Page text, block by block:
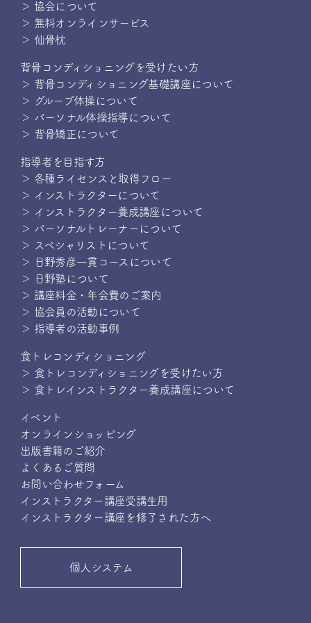
＞ 協会について
＞ 無料オンラインサービス
＞ 仙骨枕
背骨コンディショニングを受けたい方
＞ 背骨コンディショニング基礎講座について
＞ グループ体操について
＞ パーソナル体操指導について
＞ 背骨矯正について
指導者を目指す方
＞ 各種ライセンスと取得フロー
＞ インストラクターについて
＞ インストラクター養成講座について
＞ パーソナルトレーナーについて
＞ スペシャリストについて
＞ 日野秀彦一貫コースについて
＞ 日野塾について
＞ 講座料金・年会費のご案内
＞ 協会員の活動について
＞ 指導者の活動事例
食トレコンディショニング
＞ 食トレコンディショニングを受けたい方
＞ 食トレインストラクター養成講座について
イベント
オンラインショッピング
出版書籍のご紹介
よくあるご質問
お問い合わせフォーム
インストラクター講座受講生用
インストラクター講座を修了された方へ
個人システム